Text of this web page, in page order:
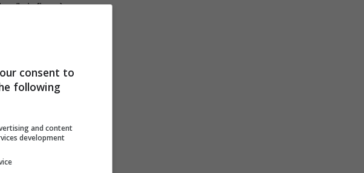
h infine è
h in
secondarie
da euro 41
consent to
following
and content
development